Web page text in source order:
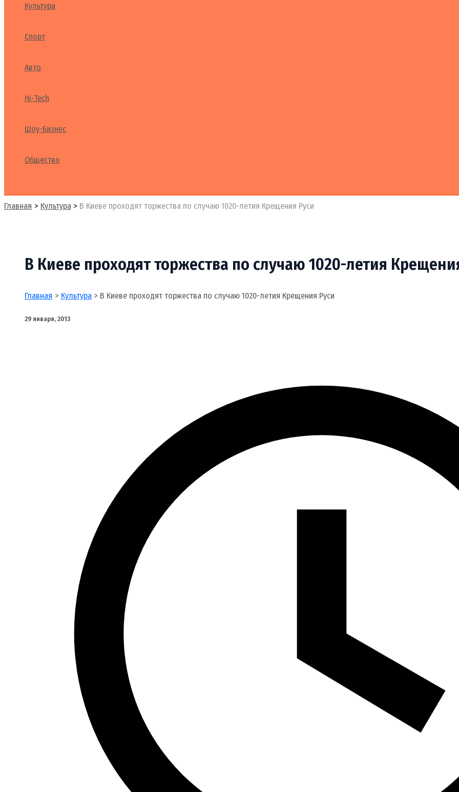
Культура
Спорт
Авто
Hi-Tech
Шоу-Бизнес
Общество
Главная Культура В Киеве проходят торжества по случаю 1020-летия Крещения Руси
В Киеве проходят торжества по случаю 1020-летия
Главная Культура В Киеве проходят торжества по случаю 1020-летия Крещения Руси
29 января, 2013